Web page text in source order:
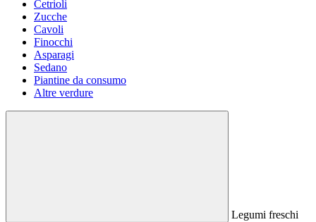
Cetrioli
Zucche
Cavoli
Finocchi
Asparagi
Sedano
Piantine da consumo
Altre verdure
Legumi freschi